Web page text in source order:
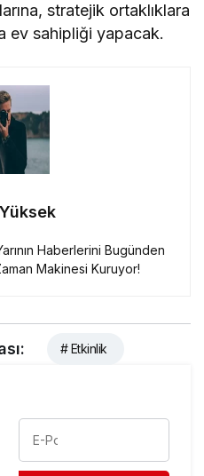
stratejik ortaklıklara
ev sahipliği yapacak.
Haberlerini Bugünden
Makinesi Kuruyor!
# Etkinlik